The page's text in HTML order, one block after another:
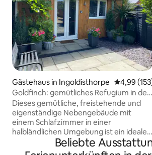
Gästehaus in Ingoldisthorpe
4,99
Goldfinch: gemütliches Refugium in der
Nähe von Sandringham & der Küste
Dieses gemütliche, freistehende und
eigenständige Nebengebäude mit
einem Schlafzimmer in einer
halbländlichen Umgebung ist ein idealer
Ausgangspunkt an der Küste, um die
Strände, Naturschutzgebiete,
Beliebte